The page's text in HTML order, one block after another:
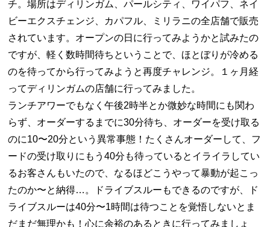
チ。場所はディリンガム、パールシティ、ワイパフ、ネイ
ビーエクスチェンジ、カパフル、ミリラニの全店舗で販売
されています。オープンの日に行ってみようかと試みたの
ですが、軽く数時間待ちということで、ほとぼりが冷める
のを待ってから行ってみようと再度チャレンジ。１ヶ月経
ってディリンガムの店舗に行ってみました。
ランチアワーでもなく午後2時半とか微妙な時間にも関わ
らず、オーダーするまでに30分待ち、オーダーを受け取る
のに10〜20分という異常事態！たくさんオーダーして、フ
ードの受け取りにもう40分も待っているとイライラしてい
るお客さんもいたので、なるほどこうやって暴動が起こっ
たのか〜と納得…。ドライブスルーもできるのですが、ド
ライブスルーは40分〜1時間は待つことを覚悟しないとま
だまだ無理かも！心に余裕のあるときに行ってみましょ